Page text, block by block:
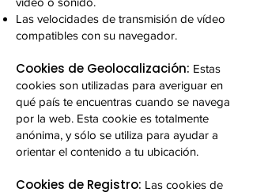
Las velocidades de transmisión de vídeo
compatibles con su navegador.
Cookies de Geolocalización: Estas
cookies son utilizadas para averiguar en
qué país te encuentras cuando se navega
por la web. Esta cookie es totalmente
anónima, y sólo se utiliza para ayudar a
orientar el contenido a tu ubicación.
Cookies de Registro: Las cookies de